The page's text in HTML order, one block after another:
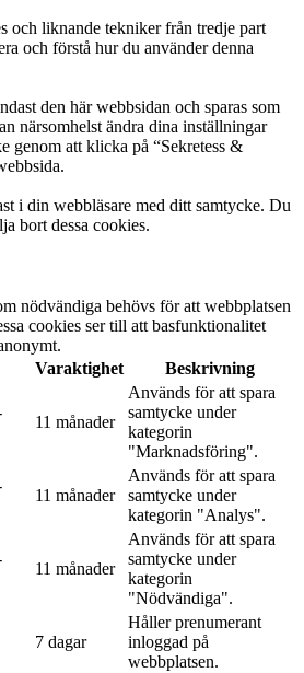
och liknande tekniker från tredje part
och förstå hur du använder denna
den här webbsidan och sparas som
närsomhelst ändra dina inställningar
genom att klicka på “Sekretess &
i din webbläsare med ditt samtycke. Du
bort dessa cookies.
nödvändiga behövs för att webbplatsen
cookies ser till att basfunktionalitet
Varaktighet Beskrivning
11 månader
Används för att spara
samtycke under
kategorin
"Marknadsföring".
11 månader
Används för att spara
samtycke under
kategorin "Analys".
11 månader
Används för att spara
samtycke under
kategorin
"Nödvändiga".
7 dagar
Håller prenumerant
inloggad på
webbplatsen.